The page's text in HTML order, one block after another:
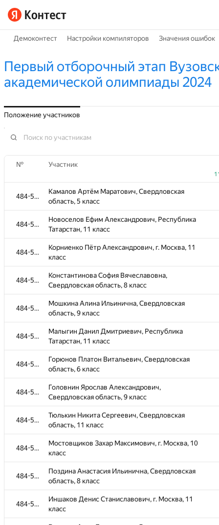
Демоконтест Настройки компиляторов Значения ошибок
Первый отборочный этап
академической олимпиады 2024
Положение участников
№ Участник
484-585
Камалов Артём Маратович, Свердловская
область, 5 класс
484-585
Новоселов Ефим Александрович, Республика
Татарстан, 11 класс
484-585
Корниенко Пётр Александрович, г. Москва, 11
класс
484-585
Константинова София Вячеславовна,
Свердловская область, 8 класс
484-585
Мошкина Алина Ильинична, Свердловская
область, 9 класс
484-585
Малыгин Данил Дмитриевич, Республика
Татарстан, 11 класс
484-585
Горюнов Платон Витальевич, Свердловская
область, 6 класс
484-585
Головнин Ярослав Александрович,
Свердловская область, 9 класс
484-585
Тюлькин Никита Сергеевич, Свердловская
область, 11 класс
484-585
Мостовщиков Захар Максимович, г. Москва, 10
класс
484-585
Поздина Анастасия Ильинична, Свердловская
область, 8 класс
484-585
Иншаков Денис Станиславович, г. Москва, 11
класс